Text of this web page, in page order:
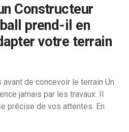
Constructeur
prend-il en
votre terrain
de concevoir le terrain Un
jamais par les travaux. Il
précise de vos attentes. En